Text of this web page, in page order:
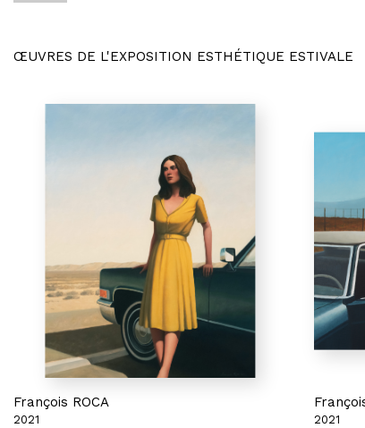
ŒUVRES DE L'EXPOSITION ESTHÉTIQUE ESTIVALE
François ROCA
2021
2021